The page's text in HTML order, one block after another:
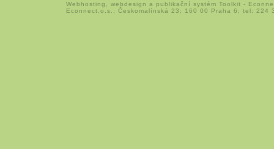
Webhosting webdesign a publikační systém Toolkit -
Econnect,o.s.; Českomalínská 23; 160 00 Praha 6; tel: 224